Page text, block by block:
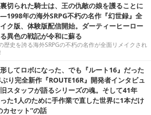
切られた騎士は、王の仇敵の娘を護ることに
年の海外SRPG不朽の名作『幻世録』全
ク版、体験版配信開始。ダーティーヒーロー
異色の戦記が令和に蘇る
歴史を誇る海外SRPGの不朽の名作が全面リメイクされ
してロボになった、でも『ルート16』だった
り完全新作『ROUTE16R』開発者インタビュ
スタッフが語るシリーズの魂。そして41年
た1人のために手作業で直した世界に1本だけ
カセット”の話